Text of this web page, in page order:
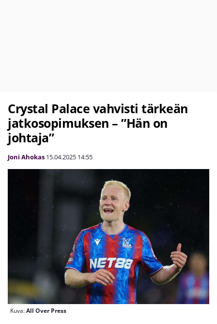
Crystal Palace vahvisti tärkeän
jatkosopimuksen – ”Hän on
johtaja”
Joni Ahokas 15.04.2025 14:55
Kuva:All Over Press